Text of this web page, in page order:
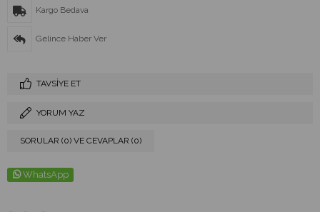
Kargo Bedava
Gelince Haber Ver
TAVSIYE ET
YORUM YAZ
SORULAR (0) VE CEVAPLAR (0)
WhatsApp